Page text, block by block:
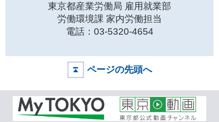
東京都産業労働局 雇用就業部
労働環境課 家内労働担当
電話：03-5320-4654
ページの先頭へ